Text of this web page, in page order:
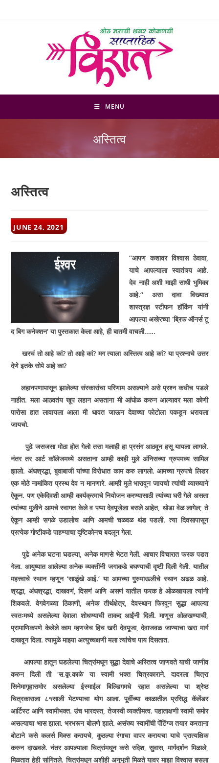
MENU
अस्तित्व
अस्तित्व
POST
PUBLISHED:
JUNE 24, 2021
‘‘आपण कशावर विश्वास ठेवावा,
याचे आपल्याला स्वातंत्र्य आहे.
देव नाही अशी माझी साधी भुमिका
आहे.‘‘असा दावा विख्यात
शास्त्रज्ञ स्टीफन हॉकिंग यांनी
आपल्या अखेरच्या ‘ब्रिफ ऑनर्स टू
द बिग कनेक्शन‘या पुस्तकात केला आहे,ही बातमी वाचली.…..
खरचं तो आहे कां?तो आहे कां?मग त्याला अस्तित्व आहे कां?या प्रश्नाचे उत्तर
देणे इतके सोपे आहे का?
लहानपणापासून झालेल्या संस्कारांचा परिणाम असल्याने असे प्रश्न कधीच पडले
नाहीत. मला आठवतंय खूप लहान असताना मी आंघोळ करुन आल्यावर मला कोणी
पारोसा हात लावायला आला मी धावत जाऊन देवाच्या फोटोला पकडून धरायला
जायचो.
पुढे जसजसा मोठा होत गेलो तसा मलाही हा प्रसंग आठवून हसू यायला लागले.
नंतर तर आर्ट कॉलेजमध्ये असताना आम्ही काही मुले अंनिसच्या ग्रुपमध्य सामिल
झालो. अंधश्रद्धा,बुवाबाजी यांच्या विरोधात काम करु लागलो. आमच्या ग्रुपचे लिडर
एक मोठे नामांकित प्रस्थ देव न मानणारे. आम्ही मुले भारावून जायचो त्यांची व्याख्याने
ऐकून. पण एकेदिवशी आम्ही कार्यक्रमाचे नियोजन करण्यासाठी त्यांच्या घरी गेले असता
त्यांच्या मुलीने आमचे स्वागत केले व पप्पा देवपूजेला बसले आहेत, थोडा वेळ लागेल;ते
ऐकून आम्ही सगळे उडालोच आणि आमची चळवळ थंड पडली. त्या दिवसापासून
प्रत्येक गोष्टीकडे पाहण्याचा दृष्टिकोनच बदलून गेला.
पुढे अनेक घटना घडल्या, अनेक माणसे भेटत गेली. आचार विचारात फरक पडत
गेला. आयुष्यात आलेल्या अनेक व्यक्तींनी जगाकडे बघण्याची दृष्टी दिली गेली. यातील
महत्त्वाचे स्थान म्हणून ‘साळुंखे आई.‘या आमच्या गुरुमाऊलीचे स्थान अढळ आहे.
श्रद्धा,अंधश्रद्धा,दाखवणं,दिसणं आणि असणं यातील फरक हे ओळखायला त्यांनी
शिकवले. वेगवेगळ्या ठिकाणी,अनेक तीर्थक्षेत्र,देवस्थान फिरवून सुद्धा आपल्या
स्वतःमध्ये असलेल्या देवाला शोधण्याची ताकद आईंनी दिली. माणूस ओळखण्याची,
प्रामाणिकपणे केलेले काम म्हणजेच हिच खरी देवपूजा,देवाजवळ जाण्याचा खरा मार्ग
दाखवून दिला. त्यामुळे माझ्या अत्युच्चक्षणी मला त्यांचेच पाय दिसतात.
आपल्या हातून घडलेल्या चित्रांमधून सुद्धा देवाचे अस्तित्व जाणवते याची जाणीव
करुन दिली ती ‘स.कृ.काळे‘या स्वामी भक्त चित्रकाराने. दादरला चित्रा
सिनेमागृहासमोर असलेल्या ईस्माईल बिल्डिगमधे रहात असलेल्या या श्रेष्ठ
चित्रकाराला ८१साली भेटण्याचा योग आला. पूर्वीच्या काळातील प्रसिद्ध कॅलेंडर
आर्टिस्ट आणि स्वामीभक्त. उंच भारदस्त,तेजस्वी व्यक्तीमत्व. पहाताक्षणी स्वामी समोर
असल्याचा भास झाला. भरभरून बोलणे झाले. असंख्य स्वामींची पेंटिंग्ज तयार करताना
बोटाने कसे कलर्स मिक्स करायचे,कुठल्या रंगाचा वापर करायचा याचे प्रात्यक्षिक
करुन दाखवले. नंतर आपल्याला चित्रांमधून कसे संदेश,सुवास,मार्गदर्शन मिळाले,
मिळतात हेही सांगितले. चित्रांमधून अशीही अनुभुती मिळते यावर माझा विश्वास बसला